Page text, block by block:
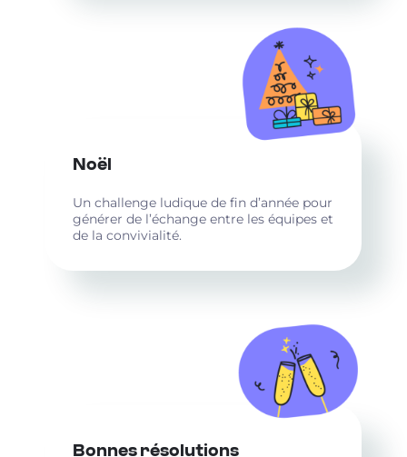
Noël
Un challenge ludique de fin d’année pour
générer de l’échange entre les équipes et
de la convivialité.
Bonnes résolutions